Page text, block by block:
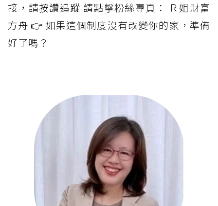
接，請按讚追蹤 請點擊粉絲專頁： Ｒ姐財富
方舟 👉 如果這個制度沒有改變你的家，準備
好了嗎？